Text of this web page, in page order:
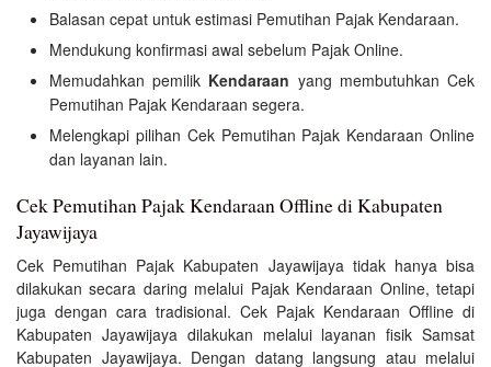
Balasan cepat untuk estimasi Pemutihan Pajak Kendaraan.
Mendukung konfirmasi awal sebelum Pajak Online.
Memudahkan pemilik Kendaraan yang membutuhkan Cek
Pemutihan Pajak Kendaraan segera.
Melengkapi pilihan Cek Pemutihan Pajak Kendaraan Online
dan layanan lain.
Cek Pemutihan Pajak Kendaraan Offline di Kabupaten
Jayawijaya
Cek Pemutihan Pajak Kabupaten Jayawijaya tidak hanya bisa
dilakukan secara daring melalui Pajak Kendaraan Online, tetapi
juga dengan cara tradisional. Cek Pajak Kendaraan Offline di
Kabupaten Jayawijaya dilakukan melalui layanan fisik Samsat
Kabupaten Jayawijaya. Dengan datang langsung atau melalui